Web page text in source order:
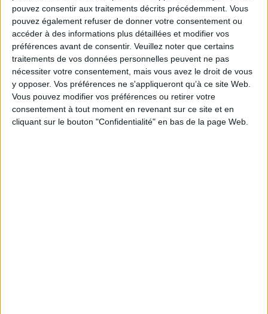
pouvez consentir aux traitements décrits précédemment. Vous
pouvez également refuser de donner votre consentement ou
accéder à des informations plus détaillées et modifier vos
préférences avant de consentir. Veuillez noter que certains
traitements de vos données personnelles peuvent ne pas
nécessiter votre consentement, mais vous avez le droit de vous
y opposer. Vos préférences ne s'appliqueront qu’à ce site Web.
Vous pouvez modifier vos préférences ou retirer votre
consentement à tout moment en revenant sur ce site et en
cliquant sur le bouton "Confidentialité" en bas de la page Web.
Bibliothèques : comment survivre face aux
pressions ?
Bibliothèques : la difficile bataille des budgets